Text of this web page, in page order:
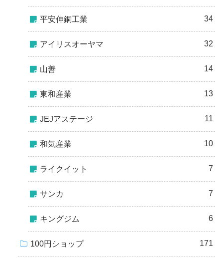
平安伸銅工業 34
アイリスオーヤマ 32
山善 14
東和産業 13
JEJアステージ 11
和気産業 10
ライクイット 7
サンカ 7
キングジム 6
100円ショップ 171